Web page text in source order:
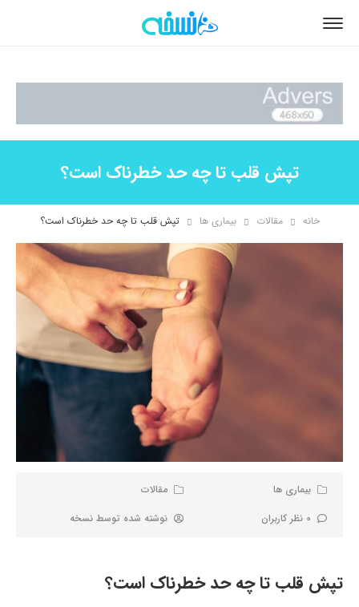
تپش قلب تا چه حد خطرناک است؟
خانه مقالات بیماری ها تپش قلب تا چه حد خطرناک است؟
بیماری ها
مقالات
0 نظر کاربران
نوشته شده توسط نسخه
تپش قلب تا چه حد خطرناک است؟